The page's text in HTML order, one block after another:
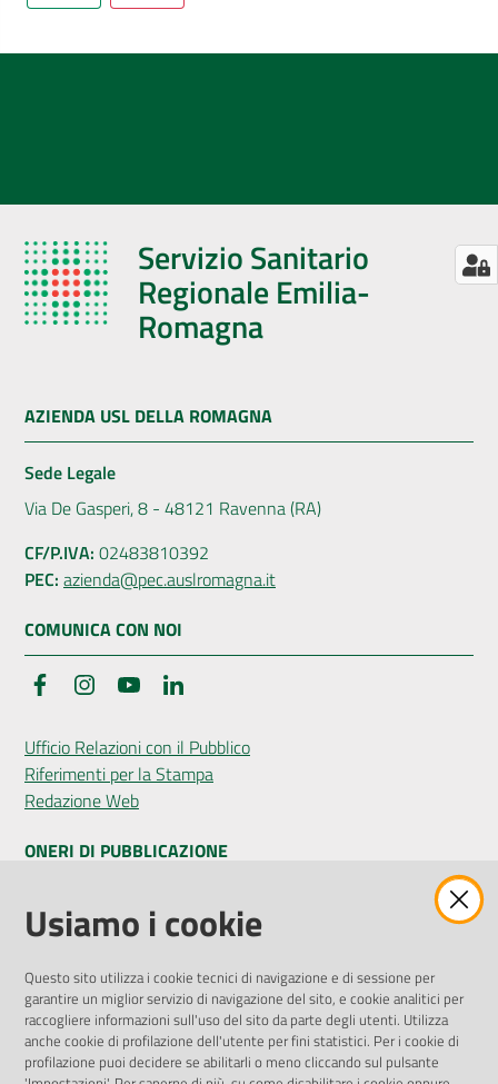
Servizio Sanitario
Regionale Emilia-
Romagna
AZIENDA USL DELLA ROMAGNA
Sede Legale
Via De Gasperi, 8 - 48121 Ravenna (RA)
CF/P.IVA: 02483810392
PEC: azienda@pec.auslromagna.it
COMUNICA CON NOI
FacebookInstagramYouTube
Ufficio Relazioni con il Pubblico
Riferimenti per la Stampa
Redazione Web
ONERI DI PUBBLICAZIONE
Amministrazione Trasparente
Pubblicità legale
Privacy Policy
Attuazione Misure PNRR
Liste di Attesa
Usiamo i cookie
Questo sito utilizza i cookie tecnici di navigazione e di sessione per
garantire un miglior servizio di navigazione del sito, e cookie analitici per
raccogliere informazioni sull'uso del sito da parte degli utenti. Utilizza
anche cookie di profilazione dell'utente per fini statistici. Per i cookie di
profilazione puoi decidere se abilitarli o meno cliccando sul pulsante